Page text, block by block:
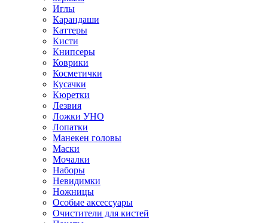
Иглы
Карандаши
Каттеры
Кисти
Книпсеры
Коврики
Косметички
Кусачки
Кюретки
Лезвия
Ложки УНО
Лопатки
Манекен головы
Маски
Мочалки
Наборы
Невидимки
Ножницы
Особые аксессуары
Очистители для кистей